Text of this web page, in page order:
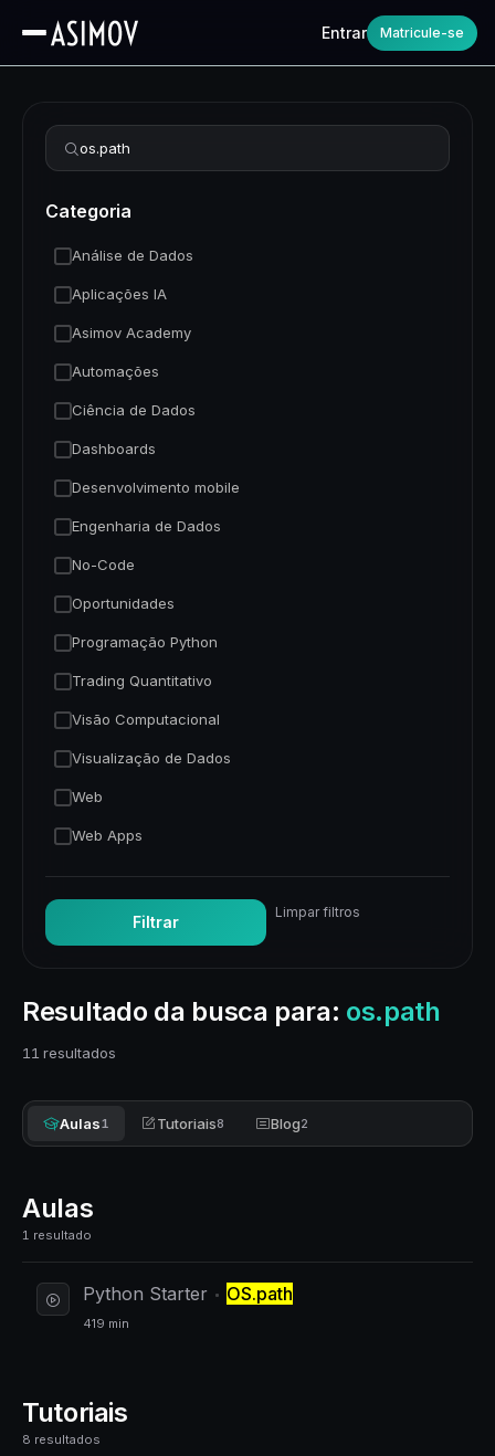
Entrar Matricule-se
Resultado da busca para: os.path
11 resultados
Aulas1 Tutoriais8 Blog2
Aulas
1 resultado
Python Starter OS.path
419 min
Tutoriais
8 resultados
Refinar busca
Categoria
Análise de Dados
Aplicações IA
Asimov Academy
Automações
Ciência de Dados
Dashboards
Desenvolvimento mobile
Engenharia de Dados
No-Code
Oportunidades
Programação Python
Trading Quantitativo
Visão Computacional
Visualização de Dados
Web
Web Apps
Filtrar
Limpar filtros